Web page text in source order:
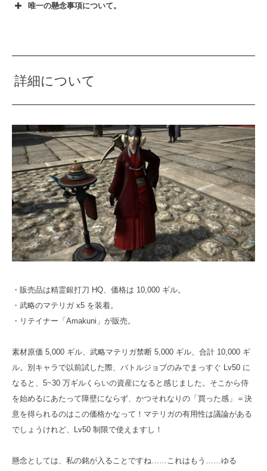
唯一の懸念事項について。
詳細について
・販売品は精霊銀打刀 HQ、価格は 10,000 ギル。
・武略のマテリガ x5 を装着。
・リテイナー「Amakuni」が販売。
素材原価 5,000 ギル、武略マテリガ禁断 5,000 ギル、合計 10,000 ギ
ル。別キャラで以前試した際、バトルジョブのみでまっすぐ Lv50 に
なると、5~30 万ギルくらいの資産になると感じました。そこから侍
を始めるにあたって障壁にならず、かつそれなりの「買った感」＝決
意を得られるのはこの価格かなって！マテリガの有用性は議論がある
でしょうけれど、Lv50 制限で使えますし！
懸念としては、私の銘が入ることですね……これはもう……ゆる